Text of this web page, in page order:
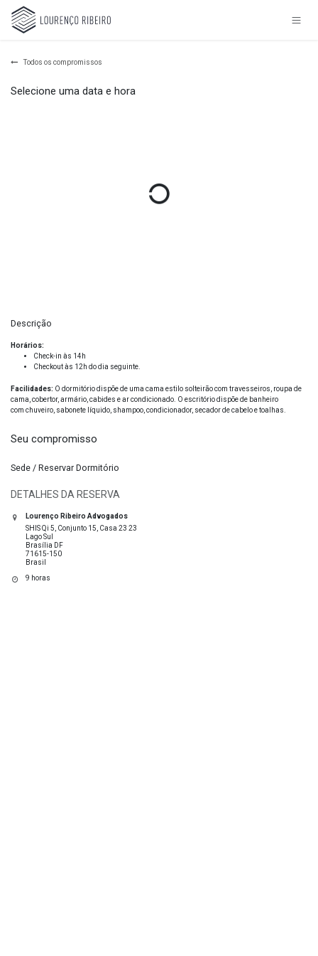
Pular para o conteúdo
Todos os compromissos
Selecione uma data e hora
Descrição
Horários:
Check-in às 14h
Checkout às 12h do dia seguinte.
Facilidades: O dormitório dispõe de uma cama estilo solteirão com travesseiros, roupa de
cama, cobertor, armário, cabides e ar condicionado. O escritório dispõe de banheiro
com chuveiro, sabonete líquido, shampoo, condicionador, secador de cabelo e toalhas.
Seu compromisso
Sede / Reservar Dormitório
DETALHES DA RESERVA
Lourenço Ribeiro Advogados
SHIS Qi 5, Conjunto 15, Casa 23 23
Lago Sul
Brasília DF
71615-150
Brasil
9 horas